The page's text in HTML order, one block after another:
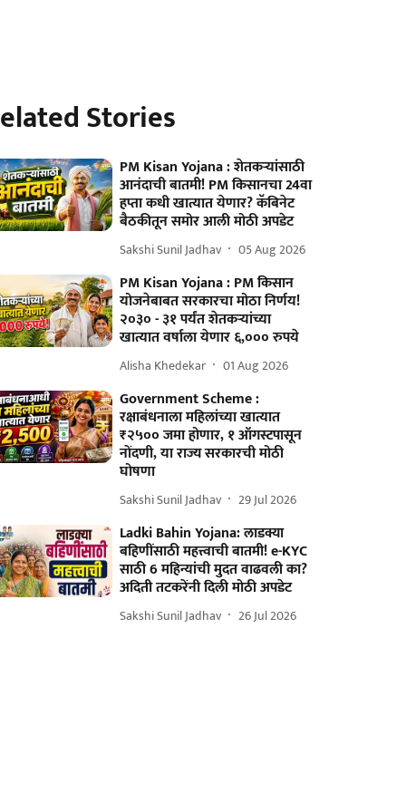
Stories
PM Kisan Yojana : शेतकऱ्यांसाठी
आनंदाची बातमी! PM किसानचा 24वा
हप्ता कधी खात्यात येणार? कॅबिनेट
बैठकीतून समोर आली मोठी अपडेट
Sakshi Sunil Jadhav 05 Aug 2026
PM Kisan Yojana : PM किसान
योजनेबाबत सरकारचा मोठा निर्णय!
२०३० - ३१ पर्यंत शेतकऱ्यांच्या
खात्यात वर्षाला येणार ६,००० रुपये
Alisha Khedekar 01 Aug 2026
Government Scheme :
रक्षाबंधनाला महिलांच्या खात्यात
₹२५०० जमा होणार, १ ऑगस्टपासून
नोंदणी, या राज्य सरकारची मोठी
घोषणा
Sakshi Sunil Jadhav 29 Jul 2026
Ladki Bahin Yojana: लाडक्या
बहि‍णींसाठी महत्त्वाची बातमी! e-KYC
साठी 6 महिन्यांची मुदत वाढवली का?
अदिती तटकरेंनी दिली मोठी अपडेट
Sakshi Sunil Jadhav 26 Jul 2026